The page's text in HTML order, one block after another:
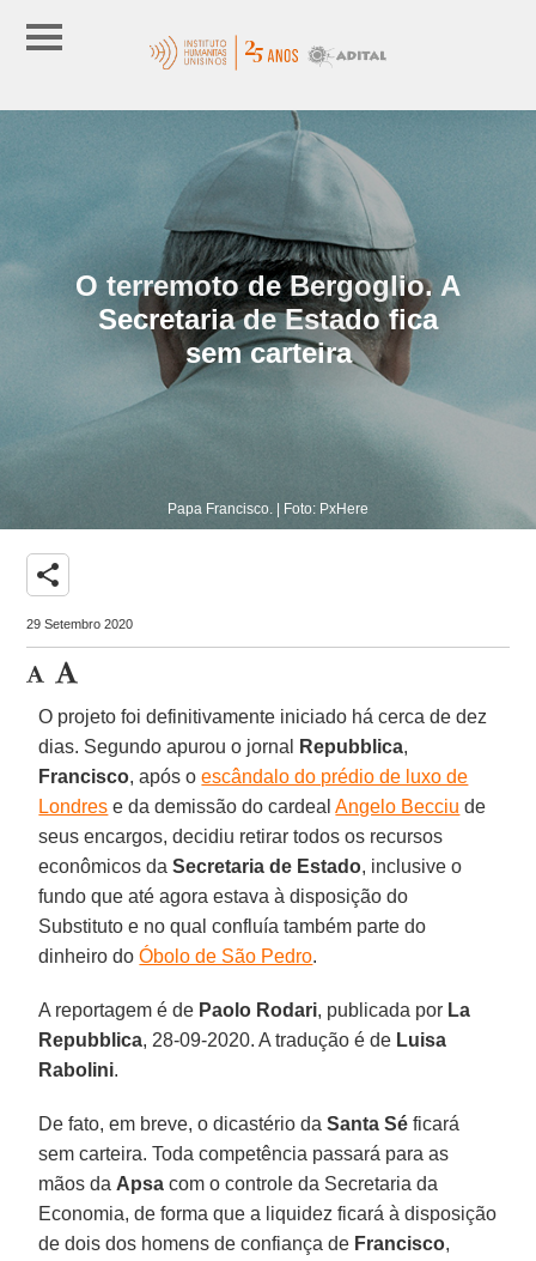
O terremoto de Bergoglio. A
Secretaria de Estado fica
sem carteira
Papa Francisco. | Foto: PxHere
share
29 Setembro 2020
O projeto foi definitivamente iniciado há cerca de dez
dias. Segundo apurou o jornal
Repubblica,
Francisco, após oescândalo do prédio de luxo de
Londres e da demissão do cardealAngelo Becciu de
seus encargos, decidiu retirar todos os recursos
econômicos daSecretaria de Estado, inclusive o
fundo que até agora estava à disposição do
Substituto e no qual confluía também parte do
dinheiro doÓbolo de São Pedro.
A reportagem é de Paolo Rodari, publicada por La
Repubblica, 28-09-2020. A tradução é de Luisa
Rabolini.
De fato, em breve, o dicastério daSanta Sé ficará
sem carteira. Toda competência passará para as
mãos da Apsa com o controle da Secretaria da
Economia, de forma que a liquidez ficará à disposição
de dois dos homens de confiança de Francisco,